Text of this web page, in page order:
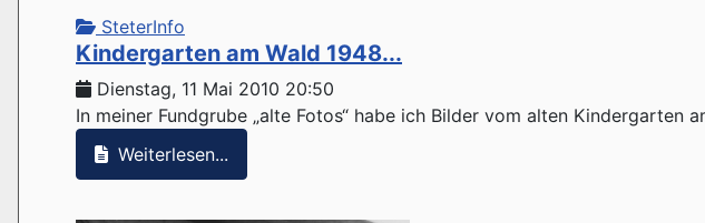
SteterInfo
Kindergarten am Wald 1948...
Dienstag, 11 Mai 2010 20:50
In meiner Fundgrube „alte Fotos“ habe ich Bilder vom alten Kindergarten
Weiterlesen...